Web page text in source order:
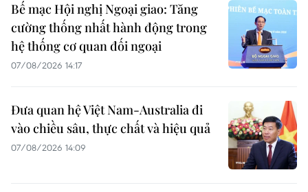
Bế mạc Hội nghị Ngoại giao: Tăng
cường thống nhất hành động trong
hệ thống cơ quan đối ngoại
07/08/2026 14:17
Đưa quan hệ Việt Nam-Australia đi
vào chiều sâu, thực chất và hiệu quả
07/08/2026 14:09